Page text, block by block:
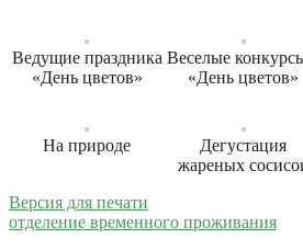
Ведущие праздника
«День цветов»
Веселые
«День цветов»
На природе
Дегустация
жареных
Версия для печати
отделение временного проживания